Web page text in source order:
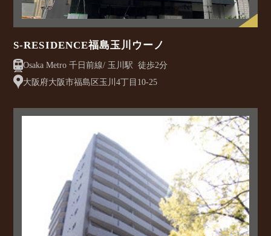
S-RESIDENCE福島玉川ウーノ
Osaka Metro 千日前線/ 玉川駅 徒歩2分
大阪府大阪市福島区玉川4丁目10-25